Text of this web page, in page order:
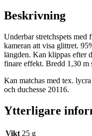
Beskrivning
Underbar stretchspets
kameran att visa glittret.
längden. Kan klippas efter
finare effekt. Bredd 1,30 m
Kan matchas med tex.
och duchesse 20116.
Ytterligare
Vikt 25 g